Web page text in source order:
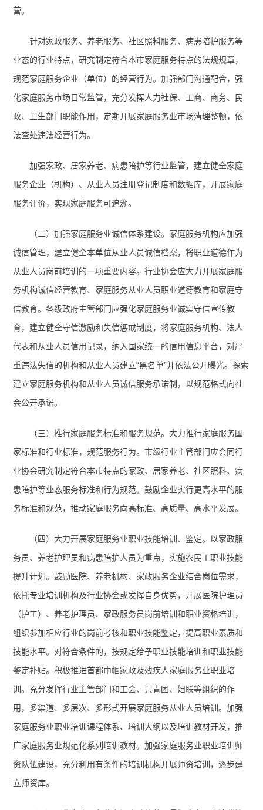
营。
针对家政服务、养老服务、社区照料服务、病患陪护服务等
业态的行业特点，研究制定符合本市家庭服务特点的法规规章，
规范家庭服务企业（单位）的经营行为。加强部门沟通配合，强
化家庭服务市场日常监管，充分发挥人力社保、工商、商务、民
政、卫生部门职能作用，定期开展家庭服务业市场清理整顿，依
法查处违法经营行为。
加强家政、居家养老、病患陪护等行业监管，建立健全家庭
服务企业（机构）、从业人员注册登记制度和数据库，开展家庭
服务评价，实现家庭服务可追溯。
（二）加强家庭服务业诚信体系建设。 家庭服务机构应加强
诚信管理，建立健全本单位从业人员诚信档案，将职业道德作为
从业人员岗前培训的一项重要内容。行业协会应大力开展家庭服
务机构诚信经营教育、家庭服务从业人员职业道德教育和家庭守
信教育。各级政府主管部门应强化家庭服务业诚实守信宣传教
育，建立健全守信激励和失信惩戒制度，将家庭服务机构、法人
代表和从业人员信用记录，纳入国家统一的信用信息平台，对严
重违法失信的机构和从业人员建立“黑名单”并依法公开曝光。探索
建立家庭服务机构和从业人员诚信服务承诺制，以规范格式向社
会公开承诺。
（三）推行家庭服务标准和服务规范。大力推行家庭服务国
家标准和行业标准，规范服务行为。市级行业主管部门应会同行
业协会研究制定符合本市特点的家政、居家养老、社区照料、病
患陪护等业态服务标准和行为规范。鼓励企业实行更高水平的服
务标准和规范，推动家庭服务向高标准、高质量、高水平发展。
（四）大力开展家庭服务业职业技能培训、鉴定。 以家政服
务员、养老护理员和病患陪护人员为重点，实施农民工职业技能
提升计划。鼓励医院、养老机构、家政服务企业结合岗位需求，
依托专业培训机构及行业协会或发挥自身优势，开展医院护理员
（护工）、养老护理员、家政服务员岗前培训和职业资格培训，
组织参加相应行业的岗前考核和职业技能鉴定，提高职业素质和
技能水平。 对符合条件的，按规定给予职业技能培训和职业技能
鉴定补贴。积极推进首都巾帼家政及残疾人家庭服务业职业培
训。充分发挥行业主管部门和工会、共青团、妇联等组织的作
用，多渠道、多层次、多形式开展家庭服务从业人员培训。加强
家庭服务业职业培训课程体系、培训大纲以及培训教材开发，推
广家庭服务业规范化系列培训教材。加强家庭服务业职业培训师
资队伍建设，充分利用有条件的培训机构开展师资培训，逐步建
立师资库。